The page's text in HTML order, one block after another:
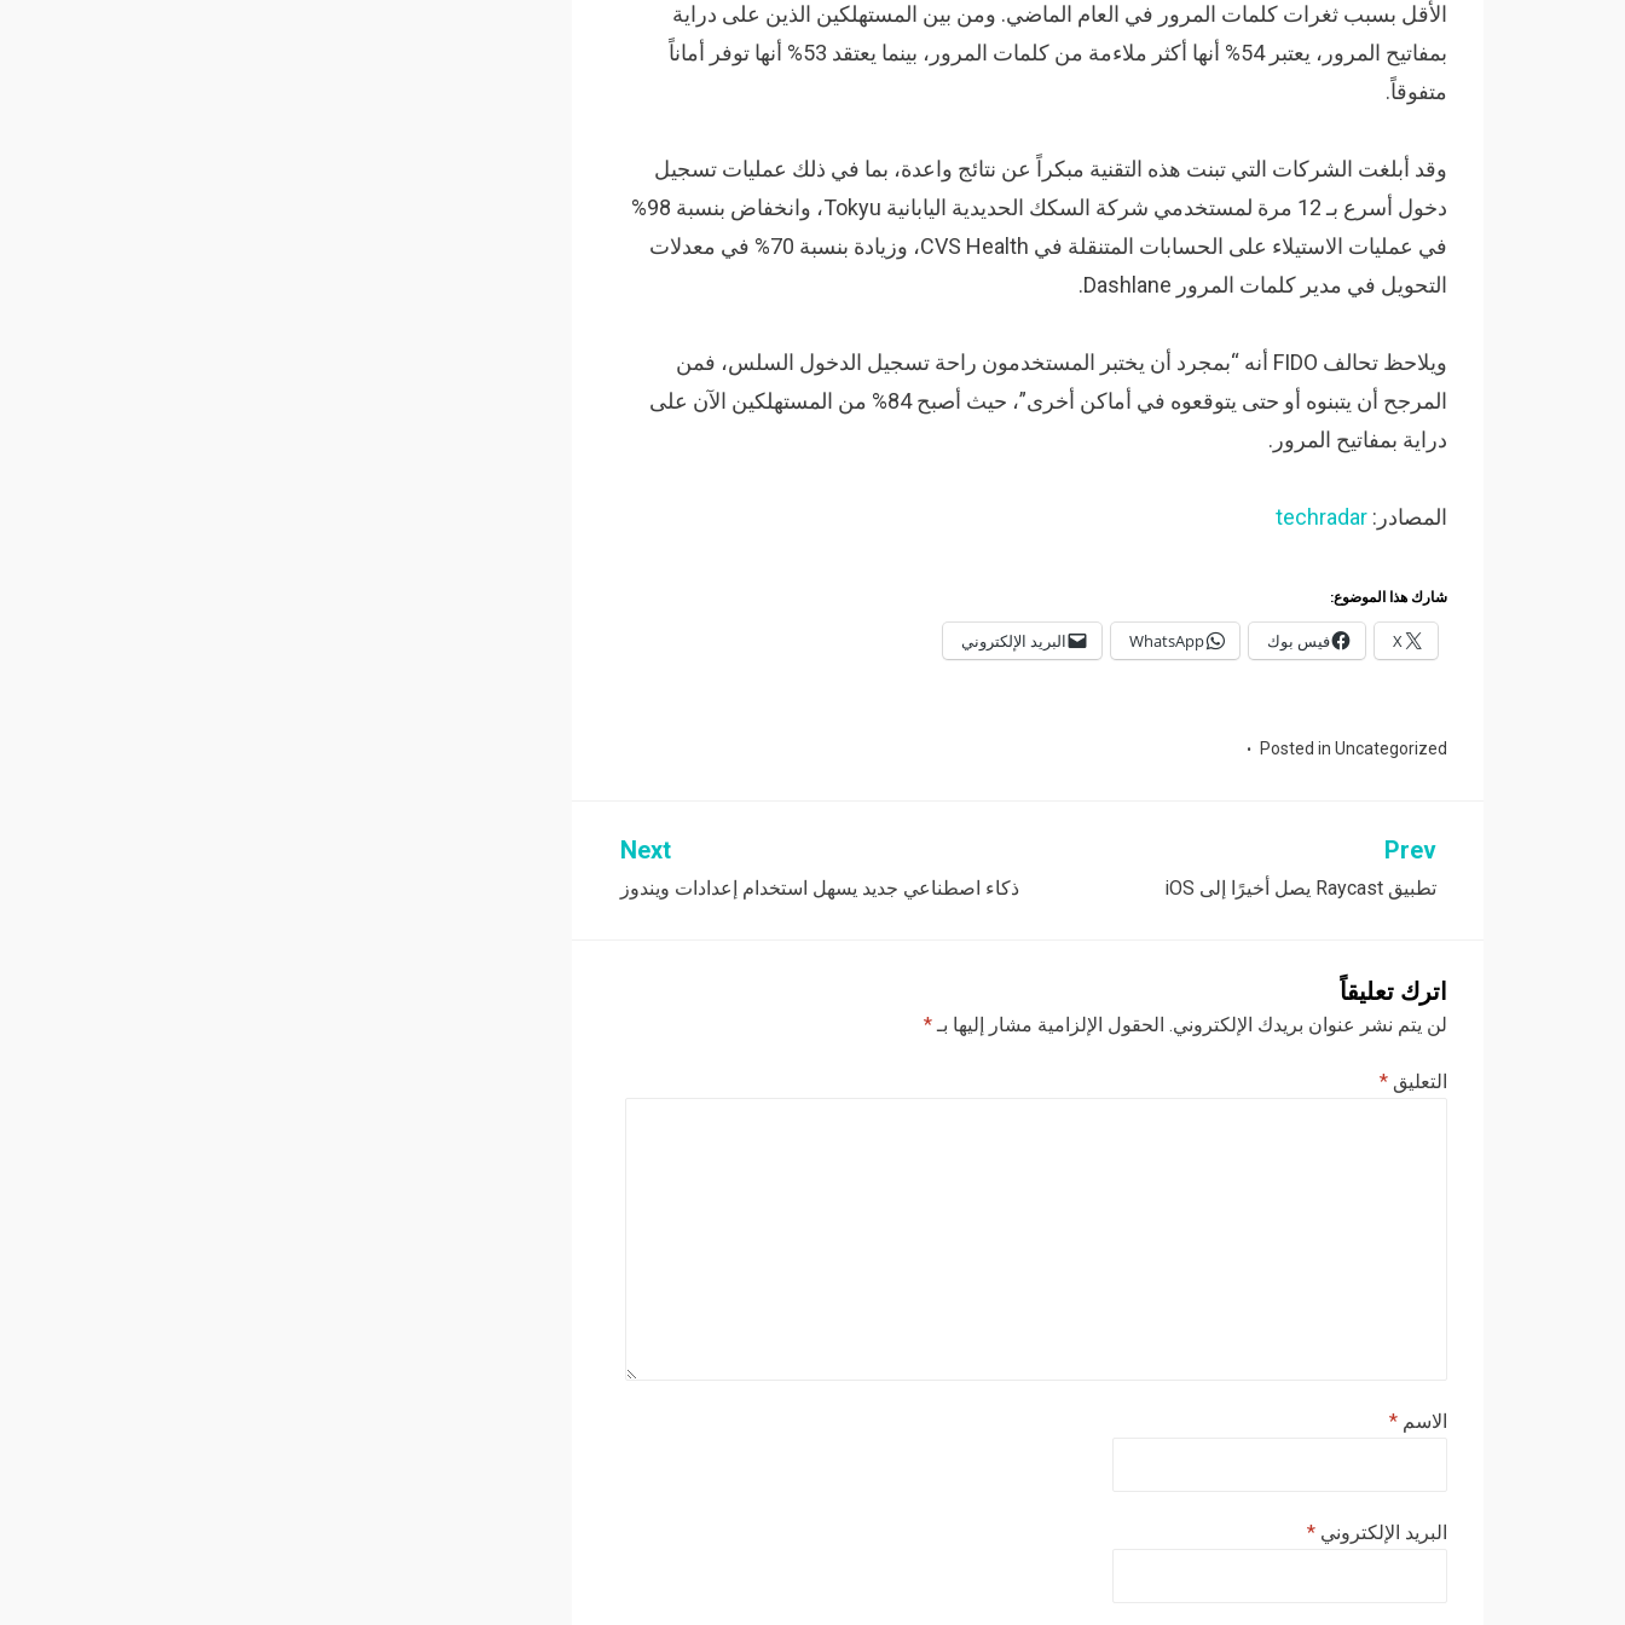
الأقل بسبب ثغرات كلمات المرور في العام الماضي. ومن بين المستهلكين الذين على دراية
بمفاتيح المرور، يعتبر 54% أنها أكثر ملاءمة من كلمات المرور، بينما يعتقد 53% أنها توفر أماناً
متفوقاً.
وقد أبلغت الشركات التي تبنت هذه التقنية مبكراً عن نتائج واعدة، بما في ذلك عمليات تسجيل
دخول أسرع بـ 12 مرة لمستخدمي شركة السكك الحديدية اليابانية Tokyu، وانخفاض بنسبة 98%
في عمليات الاستيلاء على الحسابات المتنقلة في CVS Health، وزيادة بنسبة 70% في معدلات
التحويل في مدير كلمات المرور Dashlane.
ويلاحظ تحالف FIDO أنه “بمجرد أن يختبر المستخدمون راحة تسجيل الدخول السلس، فمن
المرجح أن يتبنوه أو حتى يتوقعوه في أماكن أخرى”، حيث أصبح 84% من المستهلكين الآن على
دراية بمفاتيح المرور.
المصادر: techradar
شارك هذا الموضوع:
X فيس بوك WhatsApp البريد الإلكتروني
Posted in Uncategorized
تصفّح
المقالات
Prev
تطبيق Raycast يصل أخيرًا إلى iOS
Next
ذكاء اصطناعي جديد يسهل استخدام إعدادات ويندوز
اترك تعليقاً
لن يتم نشر عنوان بريدك الإلكتروني. الحقول الإلزامية مشار إليها بـ*
التعليق *
الاسم *
البريد الإلكتروني *